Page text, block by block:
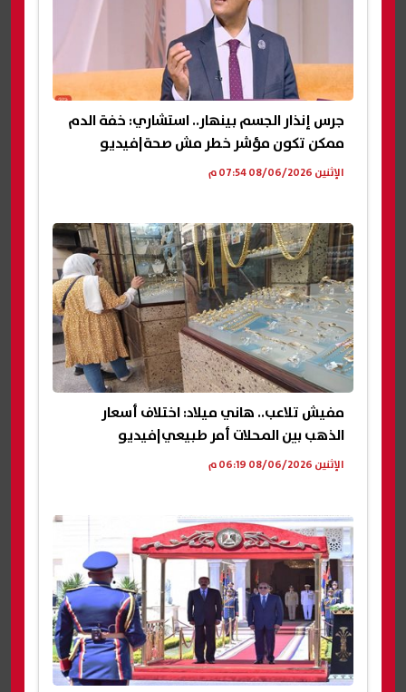
جرس إنذار الجسم بينهار.. استشاري: خفة الدم
ممكن تكون مؤشر خطر مش صحة|فيديو
الإثنين 08/06/2026 07:54 م
مفيش تلاعب.. هاني ميلاد: اختلاف أسعار
الذهب بين المحلات أمر طبيعي|فيديو
الإثنين 08/06/2026 06:19 م